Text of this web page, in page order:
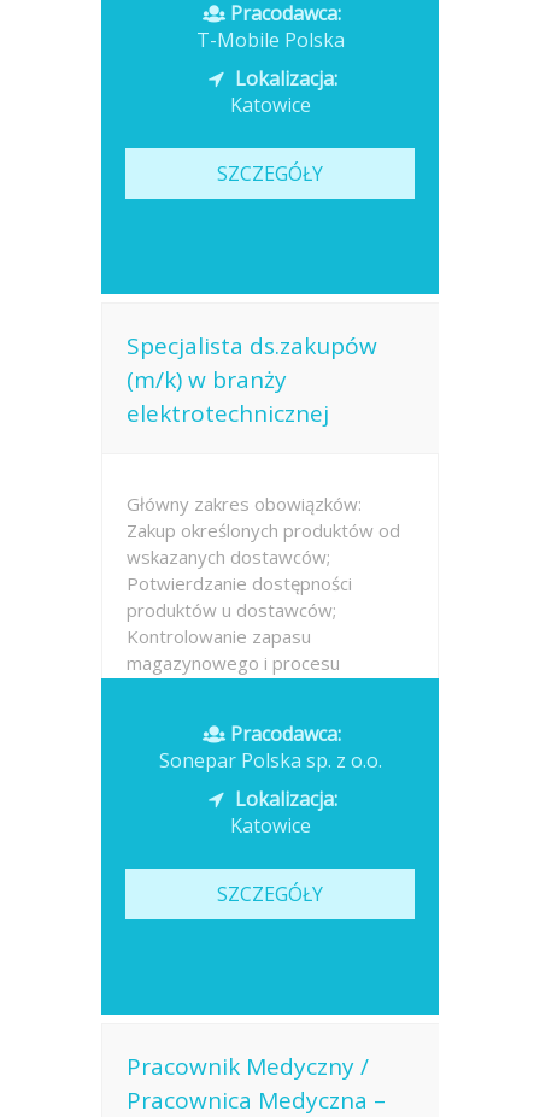
spotkania i prezentacje,...
Opublikowano: dzisiaj
Pracodawca:
T-Mobile Polska
Lokalizacja:
Katowice
SZCZEGÓŁY
Specjalista ds.zakupów
(m/k) w branży
elektrotechnicznej
Główny zakres obowiązków:
Zakup określonych produktów od
wskazanych dostawców;
Potwierdzanie dostępności
produktów u dostawców;
Kontrolowanie zapasu
magazynowego i procesu
technologiczne,...
Opublikowano: dzisiaj
Pracodawca:
Sonepar Polska sp. z o.o.
Lokalizacja:
Katowice
SZCZEGÓŁY
Pracownik Medyczny /
Pracownica Medyczna –